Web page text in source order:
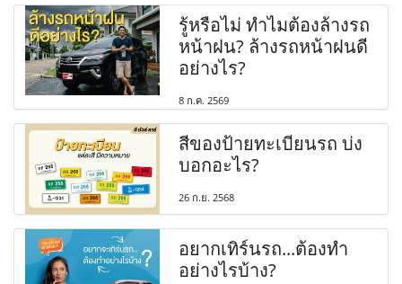
รู้หรือไม่ ทำไมต้องล้างรถ
หน้าฝน? ล้างรถหน้าฝนดี
อย่างไร?
8 ก.ค. 2569
สีของป้ายทะเบียนรถ บ่ง
บอกอะไร?
26 ก.ย. 2568
อยากเทิร์นรถ...ต้องทำ
อย่างไรบ้าง?